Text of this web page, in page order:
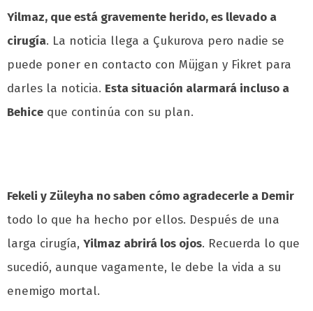
Yilmaz, que está gravemente herido, es llevado a
cirugía. La noticia llega a Çukurova pero nadie se
puede poner en contacto con Müjgan y Fikret para
darles la noticia. Esta situación alarmará incluso a
Behice que continúa con su plan.
Fekeli y Züleyha no saben cómo agradecerle a Demir
todo lo que ha hecho por ellos. Después de una
larga cirugía, Yilmaz abrirá los ojos. Recuerda lo que
sucedió, aunque vagamente, le debe la vida a su
enemigo mortal.